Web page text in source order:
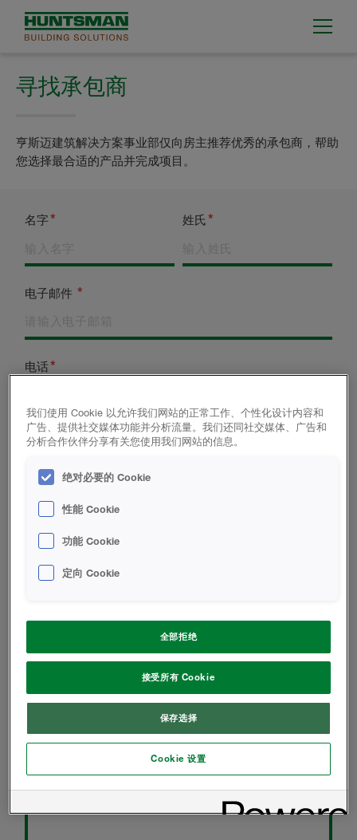
寻找承包商
亨斯迈建筑解决方案事业部仅向房主推荐优秀的承包商，帮助
您选择最合适的产品并完成项目。
名字 姓氏
电子邮件
电话
城市 邮政编码
国家
您的身份是？
业主
其他留言
信息
我们使用 Cookie 以允许我们网站的正常工作、个性化设计内容和
广告、提供社交媒体功能并分析流量。我们还同社交媒体、广告和
分析合作伙伴分享有关您使用我们网站的信息。
绝对必要的 Cookie
性能 Cookie
功能 Cookie
定向 Cookie
全部拒绝
接受所有 Cookie
保存选择
Cookie 设置